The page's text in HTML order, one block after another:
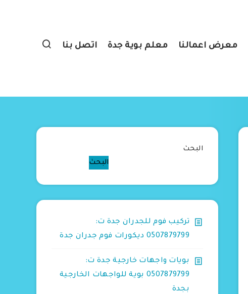
معرض اعمالنا معلم بوية جدة اتصل بنا
البحث
البحث
تركيب فوم للجدران جدة ت:
0507879799 ديكورات فوم جدران جدة
بويات واجهات خارجية جدة ت:
0507879799 بوية للواجهات الخارجية
بجدة